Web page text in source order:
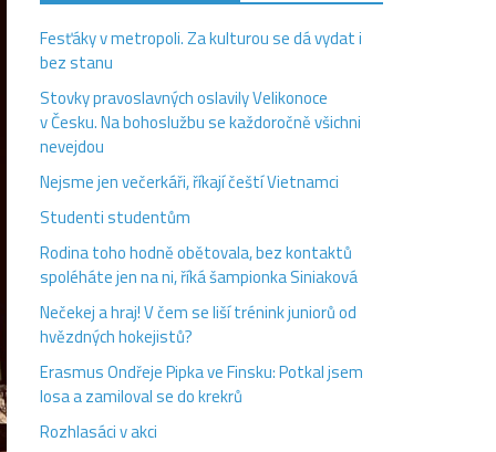
Fesťáky v metropoli. Za kulturou se dá vydat i
bez stanu
Stovky pravoslavných oslavily Velikonoce
v Česku. Na bohoslužbu se každoročně všichni
nevejdou
Nejsme jen večerkáři, říkají čeští Vietnamci
Studenti studentům
Rodina toho hodně obětovala, bez kontaktů
spoléháte jen na ni, říká šampionka Siniaková
Nečekej a hraj! V čem se liší trénink juniorů od
hvězdných hokejistů?
Erasmus Ondřeje Pipka ve Finsku: Potkal jsem
losa a zamiloval se do krekrů
Rozhlasáci v akci